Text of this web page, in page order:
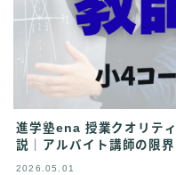
進学塾ena 授業クオリテ
説｜アルバイト講師の限界
2026.05.01